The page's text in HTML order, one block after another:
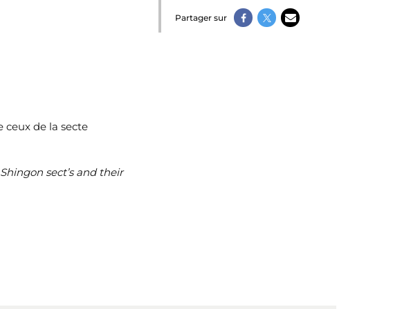
Partager sur
ceux de la secte
sect’s and their